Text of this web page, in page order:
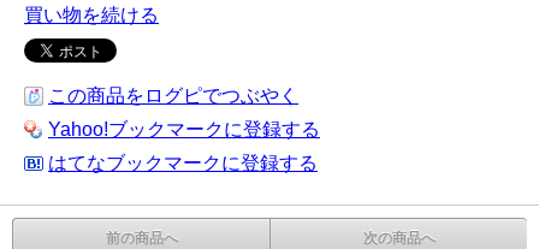
買い物を続ける
この商品をログピでつぶやく
Yahoo!ブックマークに登録する
はてなブックマークに登録する
前の商品へ 次の商品へ